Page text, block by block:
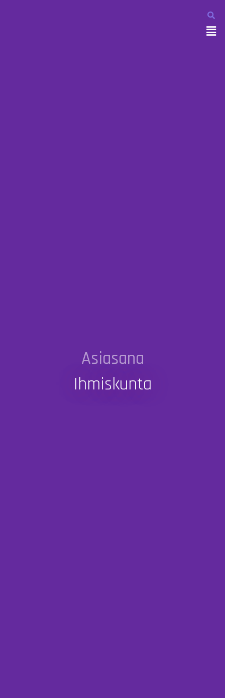
Asiasana
Ihmiskunta